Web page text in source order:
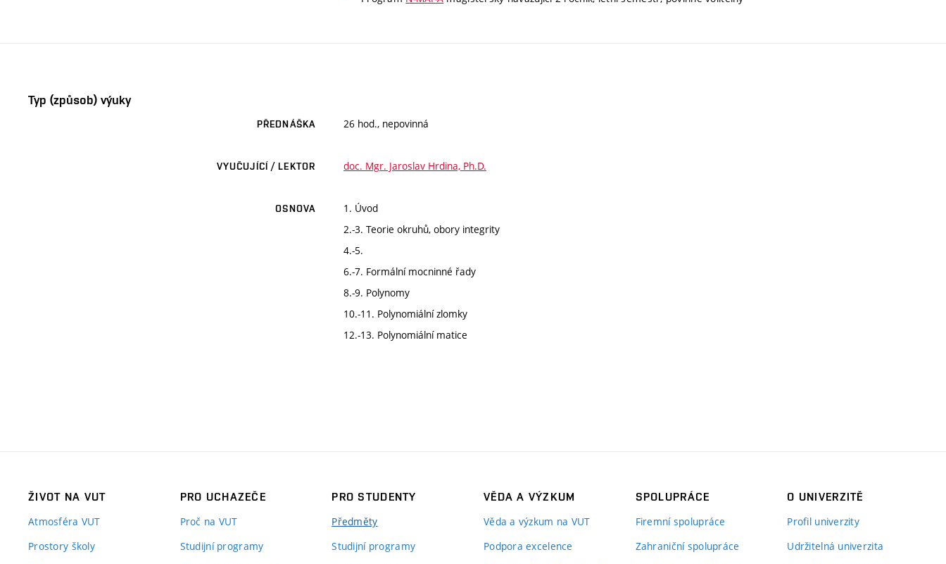
Typ (způsob) výuky
PŘEDNÁŠKA 26 hod., nepovinná
VYUČUJÍCÍ / LEKTOR doc. Mgr. Jaroslav Hrdina, Ph.D.
OSNOVA
1. Úvod
2.-3. Teorie okruhů, obory integrity
4.-5.
6.-7. Formální mocninné řady
8.-9. Polynomy
10.-11. Polynomiální zlomky
12.-13. Polynomiální matice
ŽIVOT NA VUT
Atmosféra VUT
Prostory školy
PRO UCHAZEČE
Proč na VUT
Studijní programy
PRO STUDENTY
Předměty
Studijní programy
VĚDA A VÝZKUM
Věda a výzkum na VUT
Podpora excelence
SPOLUPRÁCE
Firemní spolupráce
Zahraniční spolupráce
O UNIVERZITĚ
Profil univerzity
Udržitelná univerzita